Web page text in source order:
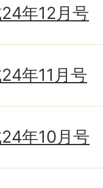
年12月号
年11月号
年10月号